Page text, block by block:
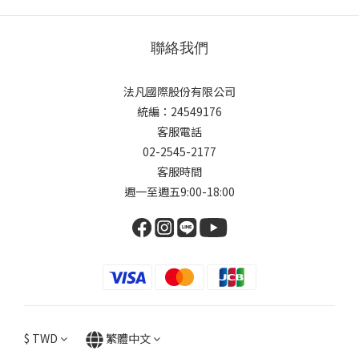
聯絡我們
法凡國際股份有限公司
統編：24549176
客服電話
02-2545-2177
客服時間
週一至週五9:00-18:00
$ TWD 繁體中文